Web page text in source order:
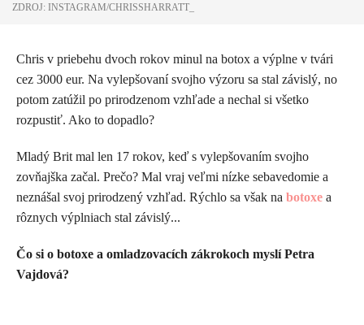
ZDROJ: INSTAGRAM/CHRISSHARRATT_
Chris v priebehu dvoch rokov minul na botox a výplne v tvári
cez 3000 eur. Na vylepšovaní svojho výzoru sa stal závislý, no
potom zatúžil po prirodzenom vzhľade a nechal si všetko
rozpustiť. Ako to dopadlo?
Mladý Brit mal len 17 rokov, keď s vylepšovaním svojho
zovňajška začal. Prečo? Mal vraj veľmi nízke sebavedomie a
neznášal svoj prirodzený vzhľad. Rýchlo sa však na botoxe a
rôznych výplniach stal závislý...
Čo si o botoxe a omladzovacích zákrokoch myslí Petra
Vajdová?